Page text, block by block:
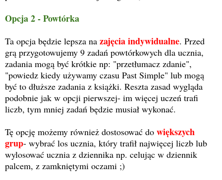
Opcja 2 - Powtórka
Ta opcja będzie lepsza na zajęcia indywidualne. Przed
grą przygotowujemy 9 zadań powtórkowych dla ucznia,
zadania mogą być krótkie np: "przetłumacz zdanie",
"powiedz kiedy używamy czasu Past Simple" lub mogą
być to dłuższe zadania z książki. Reszta zasad wygląda
podobnie jak w opcji pierwszej- im więcej uczeń trafi
liczb, tym mniej zadań będzie musiał wykonać.
Tę opcję możemy również dostosować do większych
grup- wybrać los ucznia, który trafił najwięcej liczb lub
wylosować ucznia z dziennika np. celując w dziennik
palcem, z zamkniętymi oczami ;)